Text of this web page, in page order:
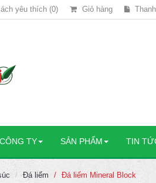
yêu thích (0) Giỏ hàng
CÔNG TY SẢN PHẨM TIN
Đá liếm Đá liếm Mineral Block